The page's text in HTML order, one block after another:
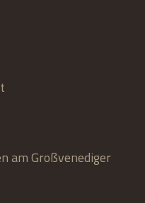
am Großvenediger